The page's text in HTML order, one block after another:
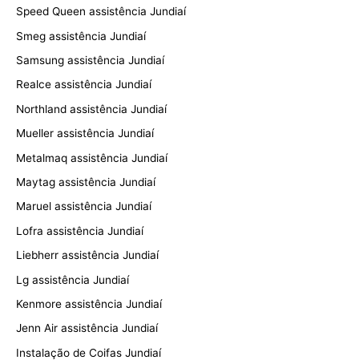
Speed Queen assistência Jundiaí
Smeg assistência Jundiaí
Samsung assistência Jundiaí
Realce assistência Jundiaí
Northland assistência Jundiaí
Mueller assistência Jundiaí
Metalmaq assistência Jundiaí
Maytag assistência Jundiaí
Maruel assistência Jundiaí
Lofra assistência Jundiaí
Liebherr assistência Jundiaí
Lg assistência Jundiaí
Kenmore assistência Jundiaí
Jenn Air assistência Jundiaí
Instalação de Coifas Jundiaí